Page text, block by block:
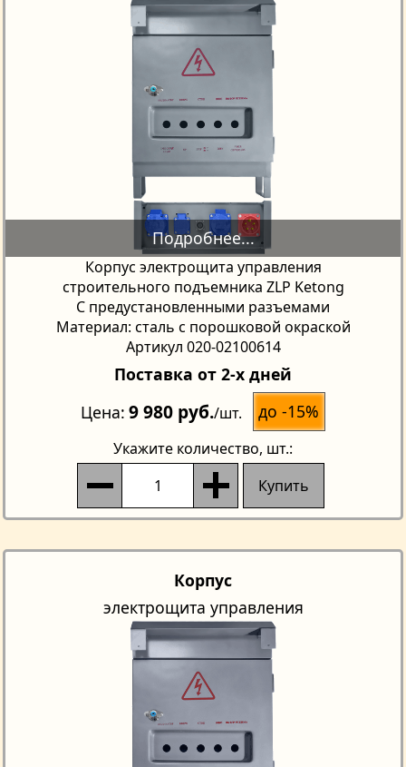
Корпус электрощита управления
строительного подъемника ZLP Ketong
С предустановленными разъемами
Материал: сталь с порошковой окраской
Артикул 020-02100614
Поставка от 2-х дней
Цена 9 980 руб./шт. до -15%
Укажите количество, шт.:
Купить
Корпус
электрощита управления